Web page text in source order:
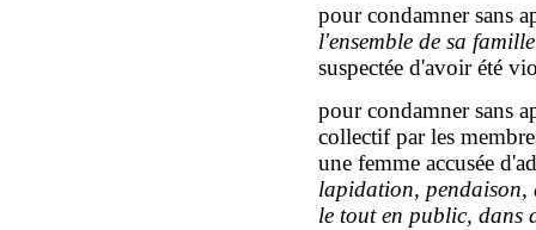
pour condamner sans
l'ensemble de sa famille
suspectée d'avoir été
pour condamner sans
collectif par les
une femme accusée
lapidation, pendaison,
le tout en public, dans